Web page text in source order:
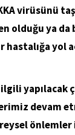
virüsünü
olduğu ya da
hastalığa yol
yapılacak
devam
önlemler